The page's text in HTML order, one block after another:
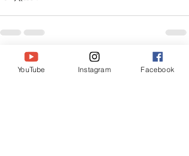
最新記事 すべて表示
YouTube Instagram Facebook